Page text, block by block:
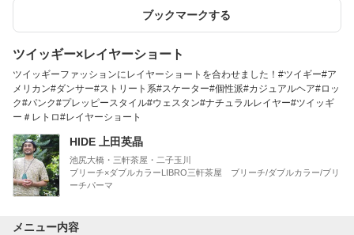
ブックマークする
ツイッギー×レイヤーショート
ツイッギーファッションにレイヤーショートを合わせました！#ツイギー#ア
メリカン#ダンサー#ストリート系#スケーター#個性派#カジュアルヘア#ロッ
ク#パンク#プレッピースタイル#ウェスタン#ナチュラルレイヤー#ツイッギ
ー＃レトロ#レイヤーショート
HIDE 上田英晶
池尻大橋・三軒茶屋・二子玉川
ブリーチ×ダブルカラーLIBRO三軒茶屋 ブリーチ/ダブルカラー/ブリ
ーチパーマ
メニュー内容